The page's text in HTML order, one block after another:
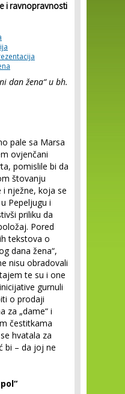
i ravnopravnosti
dan žena“ u bh.
pale sa Marsa
ovjenčani
pomislile bi da
štovanju
i nježne, koja se
Pepeljugu i
priliku da
Pored
tekstova o
dana žena“,
nisu obradovali
te su i one
gurnuli
o prodaji
za „dame“ i
čestitkama
hvatala za
bi – da joj ne